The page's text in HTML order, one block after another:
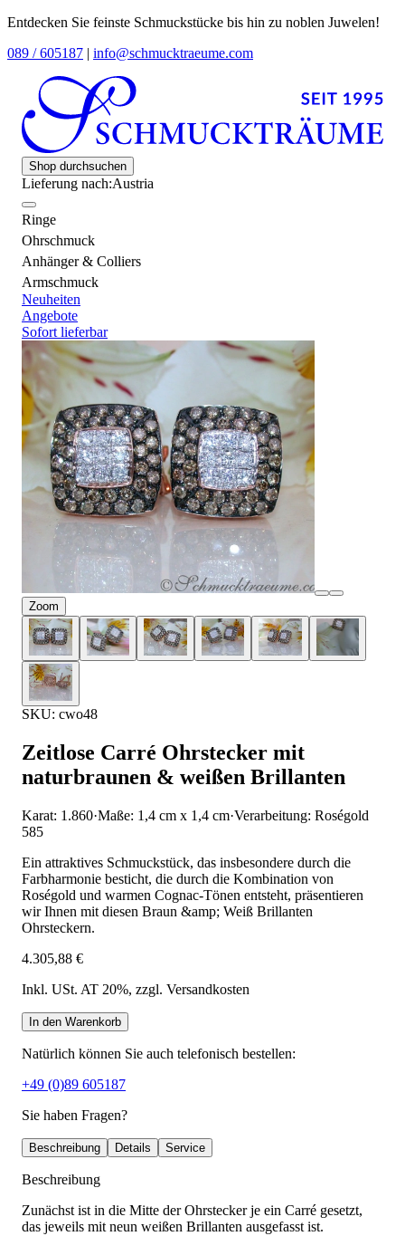
Entdecken Sie feinste Schmuckstücke bis hin zu noblen Juwelen!
089 / 605187 | info@schmucktraeume.com
Shop durchsuchen
Lieferung nach:Austria
Ringe
Ohrschmuck
Anhänger & Colliers
Armschmuck
Neuheiten
Angebote
Sofort lieferbar
Zoom
SKU: cwo48
Zeitlose Carré Ohrstecker mit
naturbraunen & weißen Brillanten
Karat: 1.860·Maße: 1,4 cm x 1,4 cm·Verarbeitung: Roségold
585
Ein attraktives Schmuckstück, das insbesondere durch die
Farbharmonie besticht, die durch die Kombination von
Roségold und warmen Cognac-Tönen entsteht, präsentieren
wir Ihnen mit diesen Braun &amp; Weiß Brillanten
Ohrsteckern.
4.305,88 €
Inkl. USt. AT 20%, zzgl. Versandkosten
In den Warenkorb
Natürlich können Sie auch telefonisch bestellen:
+49 (0)89 605187
Sie haben Fragen?
Beschreibung Details Service
Beschreibung
Zunächst ist in die Mitte der Ohrstecker je ein Carré gesetzt,
das jeweils mit neun weißen Brillanten ausgefasst ist.